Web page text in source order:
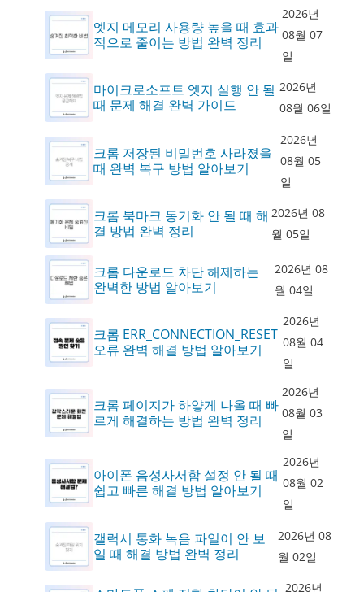
엣지 메모리 사용량 높을 때 효과
적으로 줄이는 방법 완벽 정리
2026년
08월 07
일
마이크로소프트 엣지 실행 안 될
때 문제 해결 완벽 가이드
2026년
08월 06일
크롬 저장된 비밀번호 사라졌을
때 완벽 복구 방법 알아보기
2026년
08월 05
일
크롬 북마크 동기화 안 될 때 해
결 방법 완벽 정리
2026년 08
월 05일
크롬 다운로드 차단 해제하는
완벽한 방법 알아보기
2026년 08
월 04일
크롬 ERR_CONNECTION_RESET
오류 완벽 해결 방법 알아보기
2026년
08월 04
일
크롬 페이지가 하얗게 나올 때 빠
르게 해결하는 방법 완벽 정리
2026년
08월 03
일
아이폰 음성사서함 설정 안 될 때
쉽고 빠른 해결 방법 알아보기
2026년
08월 02
일
갤럭시 통화 녹음 파일이 안 보
일 때 해결 방법 완벽 정리
2026년 08
월 02일
2026년